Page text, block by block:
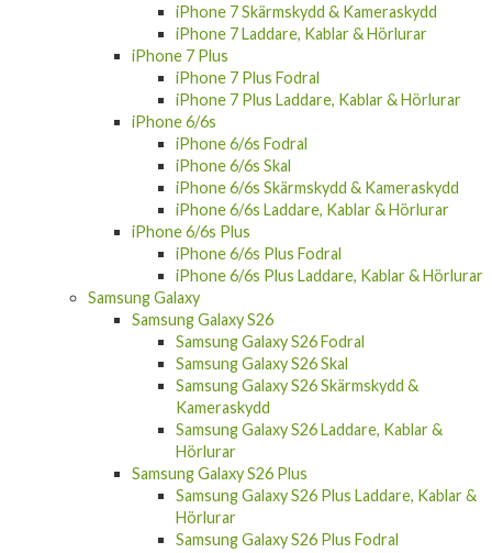
iPhone 7 Skärmskydd & Kameraskydd
iPhone 7 Laddare, Kablar & Hörlurar
iPhone 7 Plus
iPhone 7 Plus Fodral
iPhone 7 Plus Laddare, Kablar & Hörlurar
iPhone 6/6s
iPhone 6/6s Fodral
iPhone 6/6s Skal
iPhone 6/6s Skärmskydd & Kameraskydd
iPhone 6/6s Laddare, Kablar & Hörlurar
iPhone 6/6s Plus
iPhone 6/6s Plus Fodral
iPhone 6/6s Plus Laddare, Kablar & Hörlurar
Samsung Galaxy
Samsung Galaxy S26
Samsung Galaxy S26 Fodral
Samsung Galaxy S26 Skal
Samsung Galaxy S26 Skärmskydd &
Kameraskydd
Samsung Galaxy S26 Laddare, Kablar &
Hörlurar
Samsung Galaxy S26 Plus
Samsung Galaxy S26 Plus Laddare, Kablar &
Hörlurar
Samsung Galaxy S26 Plus Fodral